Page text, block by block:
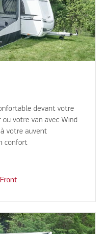
devant votre
votre van avec Wind
votre auvent
confort